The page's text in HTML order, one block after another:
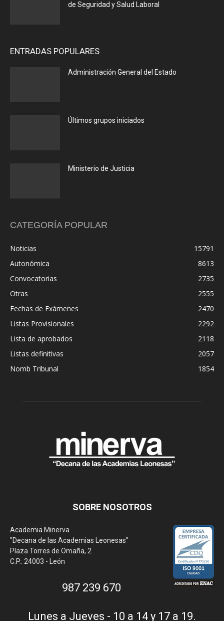
de Seguridad y Salud Laboral
ENTRADAS POPULARES
Administración General del Estado
Últimos grupos iniciados
Ministerio de Justicia
CATEGORÍA POPULAR
Noticias
15791
Autonómica
8613
Convocatorias
2735
Otras
2555
Fechas de Exámenes
2470
Listas Provisionales
2292
Lista de aprobados
2118
Listas definitivas
2057
Nomb Tribunal
1854
SOBRE NOSOTROS
Academia Minerva
"Decana de las Academias Leonesas"
Plaza Torres de Omaña, 2
C.P.: 24003 - León
987 239 670
Lunes a Jueves - 10 a 14 y 17 a 19.